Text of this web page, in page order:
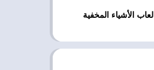
العاب الأشياء المخفية